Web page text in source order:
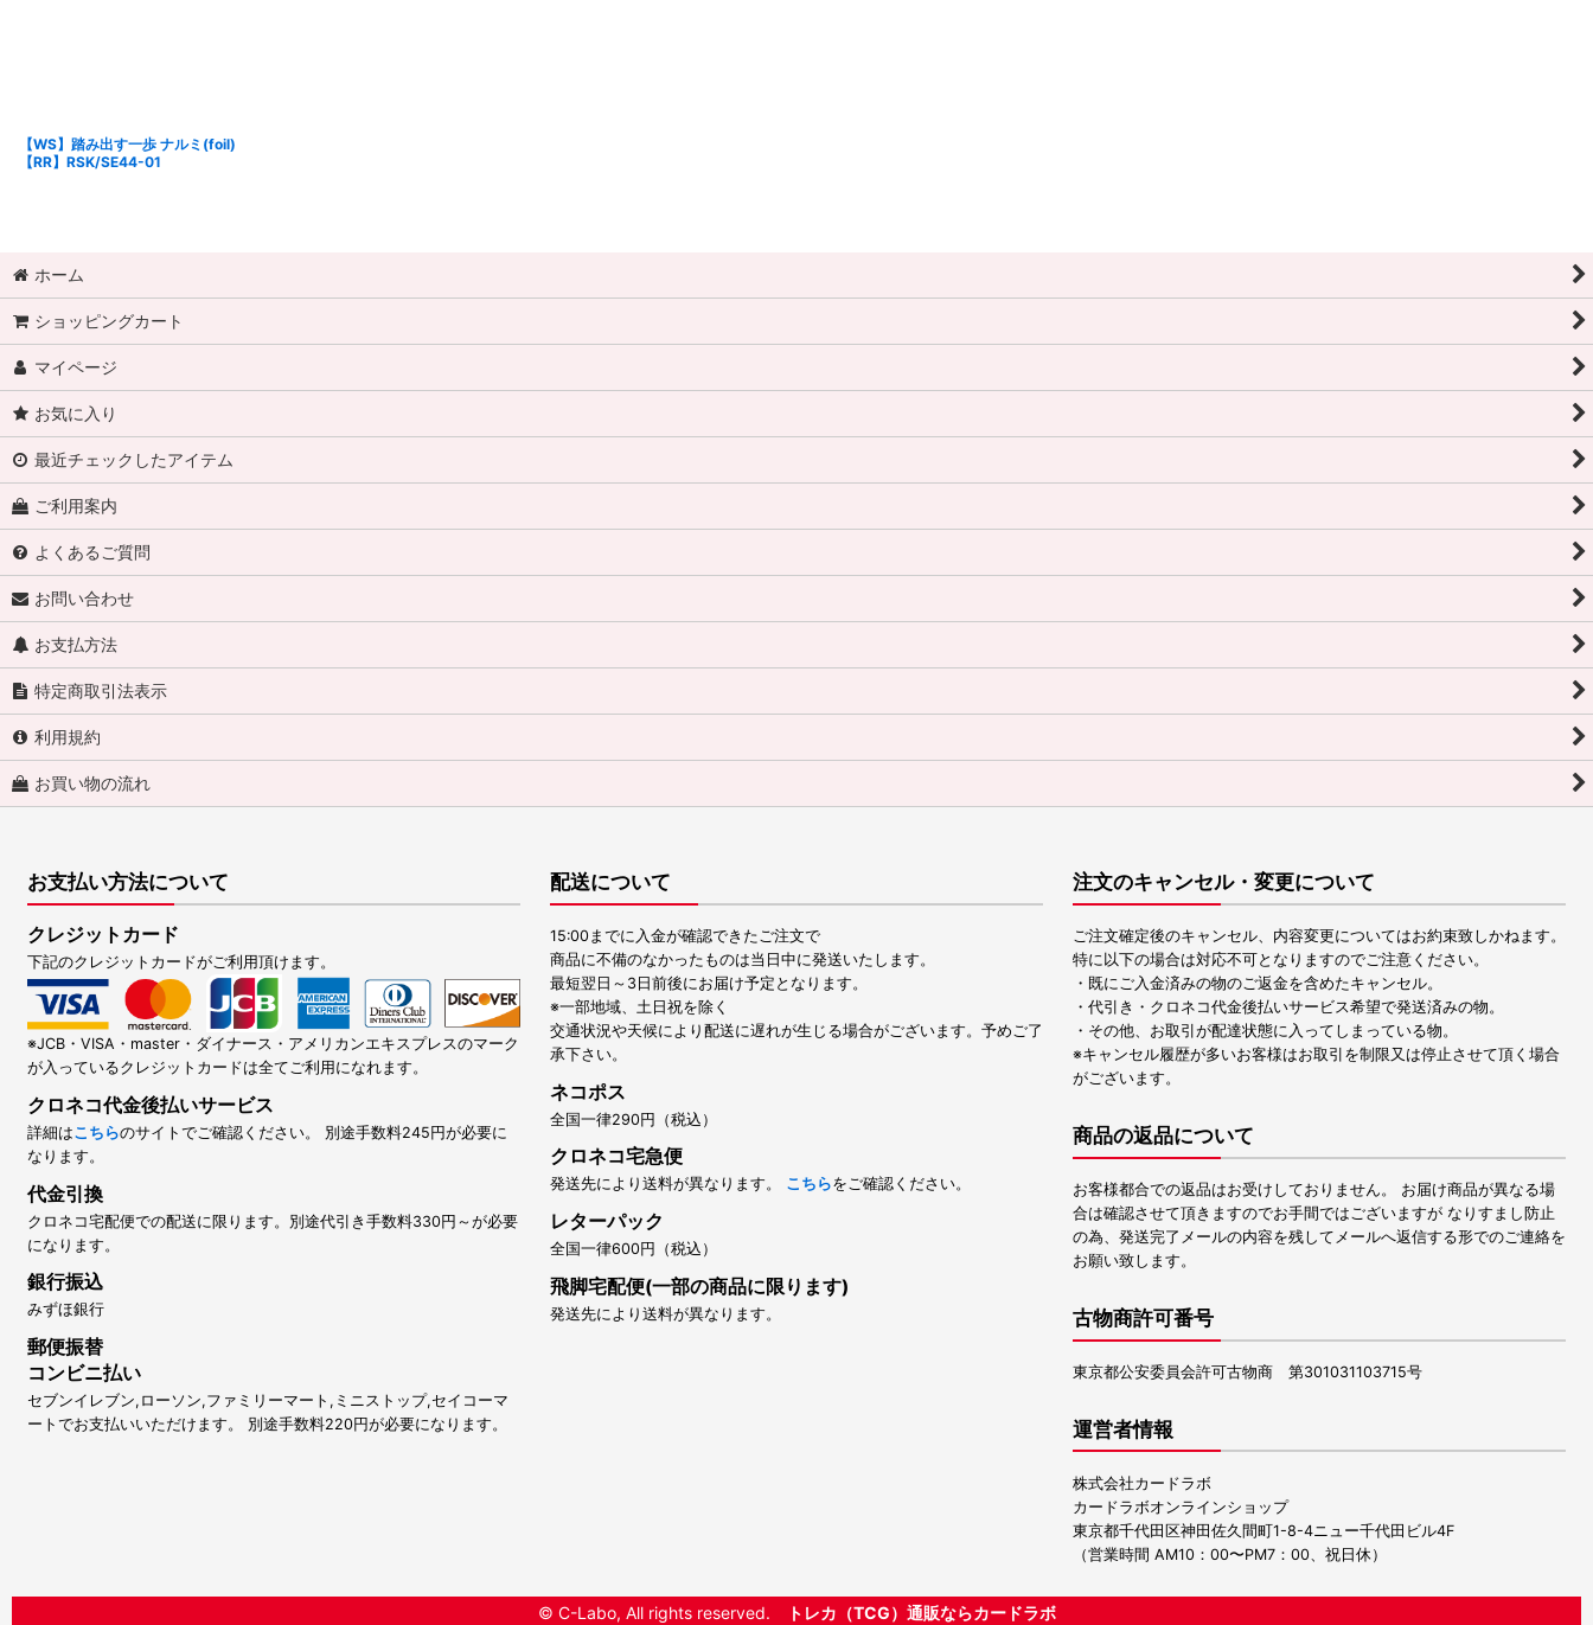
【WS】踏み出す一歩 ナルミ(foil)
【RR】RSK/SE44-01
ホーム
ショッピングカート
マイページ
お気に入り
最近チェックしたアイテム
ご利用案内
よくあるご質問
お問い合わせ
お支払方法
特定商取引法表示
利用規約
お買い物の流れ
お支払い方法について
クレジットカード
下記のクレジットカードがご利用頂けます。
※JCB・VISA・master・ダイナース・アメリカンエキスプレスのマーク
が入っているクレジットカードは全てご利用になれます。
クロネコ代金後払いサービス
詳細はこちらのサイトでご確認ください。 別途手数料245円が必要に
なります。
代金引換
クロネコ宅配便での配送に限ります。別途代引き手数料330円～が必要
になります。
銀行振込
みずほ銀行
郵便振替
コンビニ払い
セブンイレブン,ローソン,ファミリーマート,ミニストップ,セイコーマ
ートでお支払いいただけます。 別途手数料220円が必要になります。
配送について
15:00までに入金が確認できたご注文で
商品に不備のなかったものは当日中に発送いたします。
最短翌日～3日前後にお届け予定となります。
※一部地域、土日祝を除く
交通状況や天候により配送に遅れが生じる場合がございます。予めご了
承下さい。
ネコポス
全国一律290円（税込）
クロネコ宅急便
発送先により送料が異なります。 こちらをご確認ください。
レターパック
全国一律600円（税込）
飛脚宅配便(一部の商品に限ります)
発送先により送料が異なります。
注文のキャンセル・変更について
ご注文確定後のキャンセル、内容変更についてはお約束致しかねます。
特に以下の場合は対応不可となりますのでご注意ください。
・既にご入金済みの物のご返金を含めたキャンセル。
・代引き・クロネコ代金後払いサービス希望で発送済みの物。
・その他、お取引が配達状態に入ってしまっている物。
※キャンセル履歴が多いお客様はお取引を制限又は停止させて頂く場合
がございます。
商品の返品について
お客様都合での返品はお受けしておりません。 お届け商品が異なる場
合は確認させて頂きますのでお手間ではございますが なりすまし防止
の為、発送完了メールの内容を残してメールへ返信する形でのご連絡を
お願い致します。
古物商許可番号
東京都公安委員会許可古物商 第301031103715号
運営者情報
株式会社カードラボ
カードラボオンラインショップ
東京都千代田区神田佐久間町1-8-4ニュー千代田ビル4F
（営業時間 AM10：00〜PM7：00、祝日休）
© C-Labo, All rights reserved. トレカ（TCG）通販ならカードラボ